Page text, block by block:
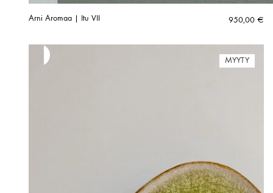
Arni Aromaa | Itu VII 950,00 €
MYYTY